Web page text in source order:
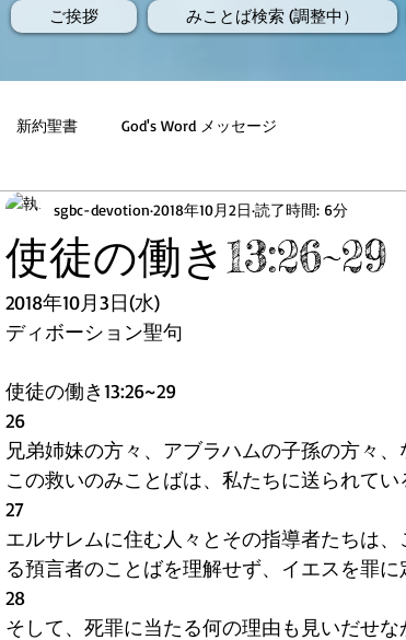
ご挨拶 みことば検索 (調整中）
新約聖書 God's Word メッセージ
使徒の働き13:26~29
sgbc-devotion 2018年10月2日 読了時間: 6分
2018年10月3日(水)
ディボーション聖句
使徒の働き13:26~29
26
兄弟姉妹の方々、アブラハムの子孫の方々
この救いのみことばは、私たちに送られてい
27
エルサレムに住む人々とその指導者たちは
る預言者のことばを理解せず、イエスを罪
28
そして、死罪に当たる何の理由も見いだせ